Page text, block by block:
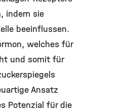
indem sie
beeinflussen.
welches für
und somit für
Ansatz
Potenzial für die